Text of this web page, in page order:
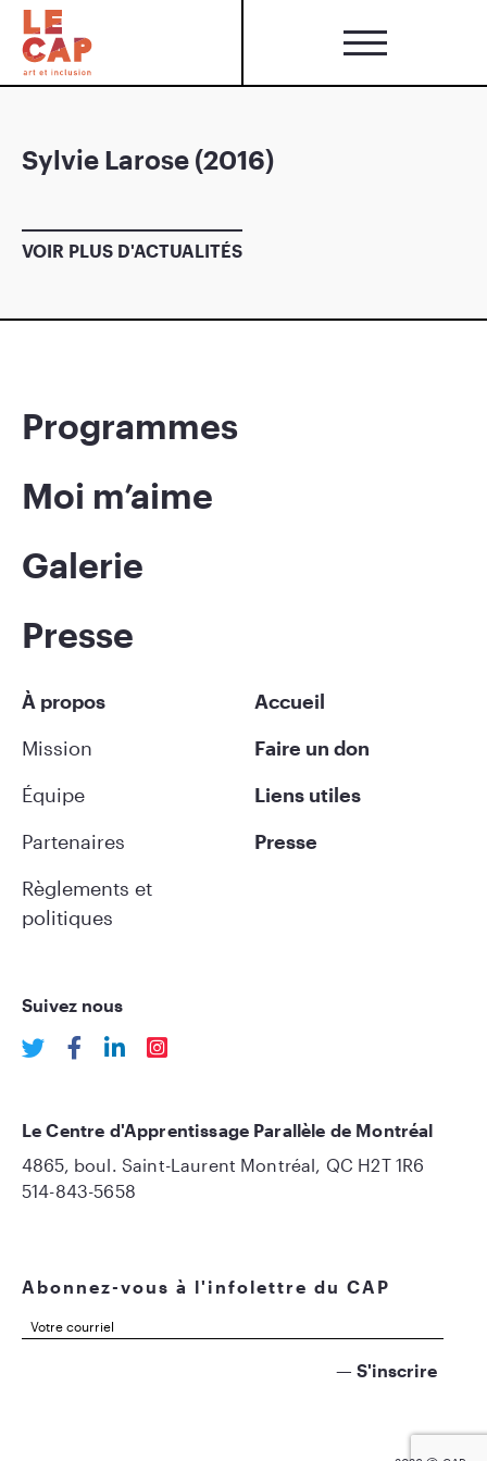
Sylvie Larose (2016)
VOIR PLUS D'ACTUALITÉS
Programmes
Moi m’aime
Galerie
Presse
À propos
Mission
Équipe
Partenaires
Règlements et
politiques
Accueil
Faire un don
Liens utiles
Presse
Suivez nous
Abonnez-vous à l'infolettre du CAP
Le Centre d'Apprentissage Parallèle de Montréal
4865, boul. Saint-Laurent Montréal, QC H2T 1R6
514-843-5658